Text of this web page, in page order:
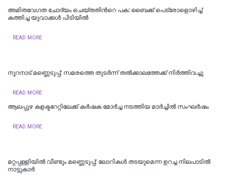
അമിതവേഗത ചോദ്യം ചെയ്തതിന്‍റെ പക: ബൈക്ക് പെട്രോളൊഴിച്ച്
കത്തിച്ച യുവാക്കള്‍ പിടിയില്‍
READ MORE
നൂറനാട് മണ്ണെടുപ്പ്; സമരത്തെ തുടര്‍ന്ന് തല്‍ക്കാലത്തേക്ക് നിര്‍ത്തിവച്ചു
READ MORE
ആലപ്പുഴ കളക്ടറേറ്റിലേക്ക് കർഷക മോർച്ച നടത്തിയ മാർച്ചിൽ സംഘർഷം
READ MORE
മറ്റപ്പള്ളിയിൽ വീണ്ടും മണ്ണെടുപ്പ്; ലോറികൾ തടയുമെന്ന ഉറച്ച നിലപാടില്‍
നാട്ടുകാർ